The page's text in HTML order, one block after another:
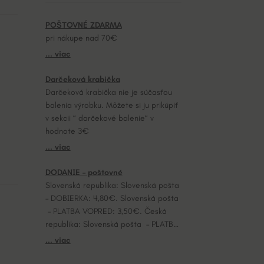
POŠTOVNÉ ZDARMA
pri nákupe nad 70€
... viac
Darčeková krabička
Darčeková krabička nie je súčasťou
balenia výrobku. Môžete si ju prikúpiť
v sekcii “ darčekové balenie“ v
hodnote 3€
... viac
DODANIE – poštovné
Slovenská republika: Slovenská pošta
– DOBIERKA: 4,80€. Slovenská pošta
– PLATBA VOPRED: 3,50€. Česká
republika: Slovenská pošta – PLATBA
VOPRED: 7,20€.
... viac